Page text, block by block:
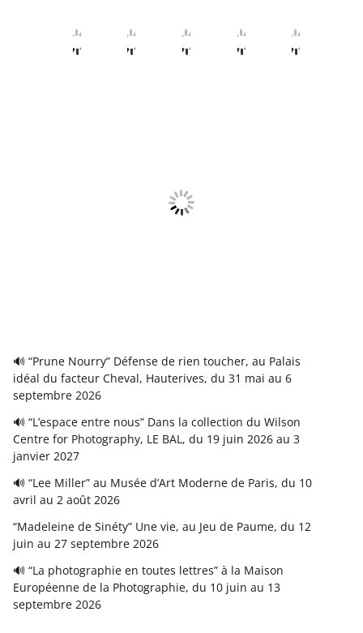
🔊 “Prune Nourry” Défense de rien toucher, au Palais
idéal du facteur Cheval, Hauterives, du 31 mai au 6
septembre 2026
🔊 “L’espace entre nous” Dans la collection du Wilson
Centre for Photography, LE BAL, du 19 juin 2026 au 3
janvier 2027
🔊 “Lee Miller” au Musée d’Art Moderne de Paris, du 10
avril au 2 août 2026
“Madeleine de Sinéty” Une vie, au Jeu de Paume, du 12
juin au 27 septembre 2026
🔊 “La photographie en toutes lettres” à la Maison
Européenne de la Photographie, du 10 juin au 13
septembre 2026